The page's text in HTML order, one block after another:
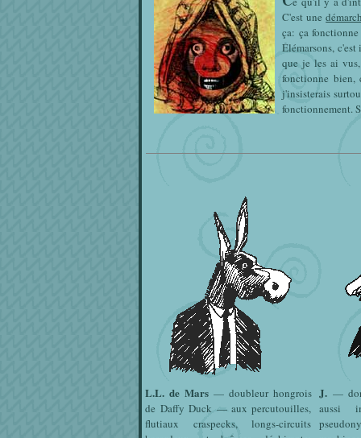
C'est une
ça: ça
Élémarsons,
que je les ai
fonctionne bien,
j'insisterais
fonctionnement.
L.L. de Mars — doubleur hongrois
de Daffy Duck — aux percutouilles,
flutiaux craspecks, longs-circuits
J. —
aussi